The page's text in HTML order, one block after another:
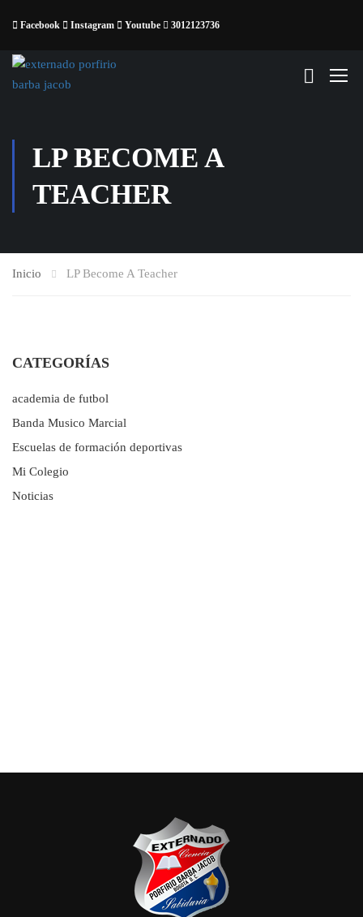
Facebook Instagram Youtube 3012123736
LP BECOME A
TEACHER
Inicio LP Become A Teacher
CATEGORÍAS
academia de futbol
Banda Musico Marcial
Escuelas de formación deportivas
Mi Colegio
Noticias